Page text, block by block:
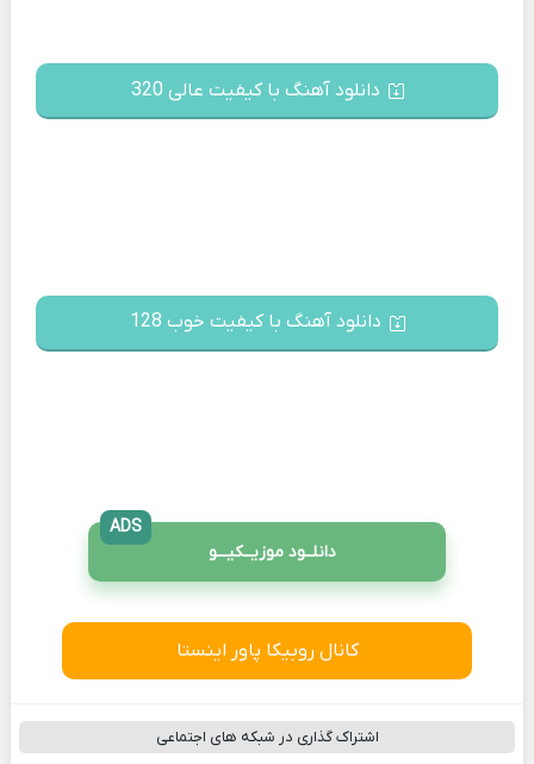
دانلود آهنگ با کیفیت عالی 320
دانلود آهنگ با کیفیت خوب 128
دانلــود موزیــکیـــو
ADS
کانال روبیکا پاور اینستا
اشتراک گذاری در شبکه های اجتماعی